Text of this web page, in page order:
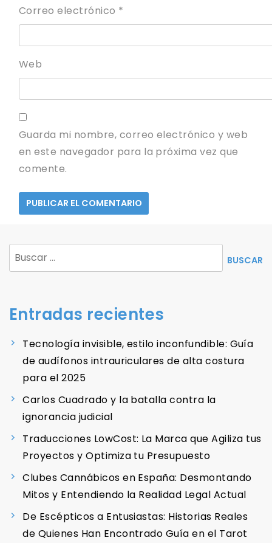
Correo electrónico *
Web
Guarda mi nombre, correo electrónico y web
en este navegador para la próxima vez que
comente.
Buscar:
Entradas recientes
Tecnología invisible, estilo inconfundible: Guía
de audífonos intrauriculares de alta costura
para el 2025
Carlos Cuadrado y la batalla contra la
ignorancia judicial
Traducciones LowCost: La Marca que Agiliza tus
Proyectos y Optimiza tu Presupuesto
Clubes Cannábicos en España: Desmontando
Mitos y Entendiendo la Realidad Legal Actual
De Escépticos a Entusiastas: Historias Reales
de Quienes Han Encontrado Guía en el Tarot